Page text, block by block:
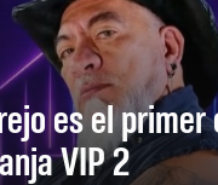
es el
VIP 2